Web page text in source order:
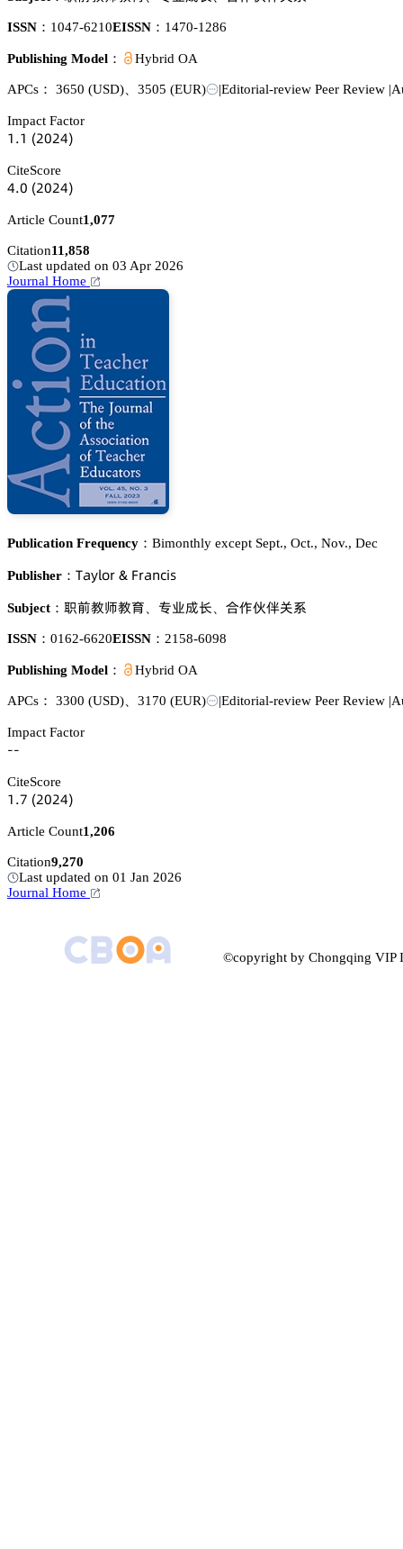
ISSN： 1047-6210EISSN： 1470-1286
Publishing Model： Hybrid OA
APCs： 3650 (USD)、 3505 (EUR) |Editorial-review Peer Review |
Impact Factor
声.声 (缗蔡缗鋺)
CiteScore
鋺.蔡 (缗蔡缗鋺)
Article Count1,077
Citation11,858
Last updated on 03 Apr 2026
Journal Home
Publication Frequency： Bimonthly except Sept., Oct., Nov., Dec
Publisher： 穫囹续⻊肃㥌 & 彦㥌囹鵃桧嚷详
Subject： 羚魦䯄慻䯄猇 角簱㩆㾛 頵傒钻㼲姮忚
ISSN： 0162-6620EISSN： 2158-6098
Publishing Model： Hybrid OA
APCs： 3300 (USD) 3170 (EUR) |Editorial-review Peer Review |
Impact Factor
--
CiteScore
声.篫 (缗蔡缗鋺)
Article Count1,206
Citation9,270
Last updated on 01 Jan 2026
Journal Home
©copyright by Chongqing VIP